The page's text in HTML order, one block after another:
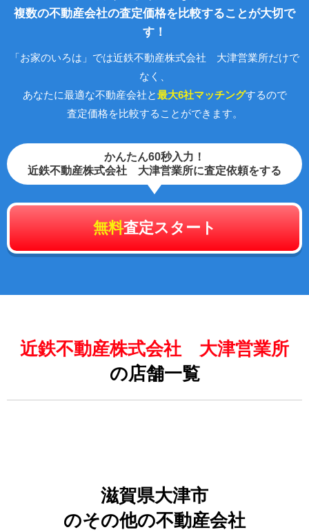
複数の不動産会社の査定価格を比較することが大切で
す！
「お家のいろは」では近鉄不動産株式会社 大津営業所だけで
なく、
あなたに最適な不動産会社と最大6社マッチングするので
査定価格を比較することができます。
かんたん60秒入力！
近鉄不動産株式会社 大津営業所に査定依頼をする
無料査定スタート
近鉄不動産株式会社 大津営業所
の店舗一覧
滋賀県大津市
のその他の不動産会社